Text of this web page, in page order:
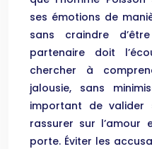
ses émotions de
sans craindre
partenaire doit
chercher à
jalousie, sans
important de
rassurer sur l’amour
porte. Éviter les